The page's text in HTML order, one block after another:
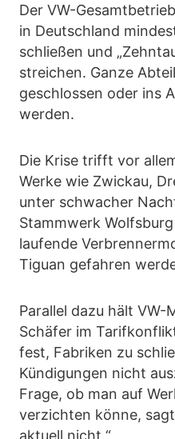
Der VW-
in Deutschland
schließen und
streichen. Ganze
geschlossen oder ins
werden.
Die Krise trifft vor
Werke wie Zwickau,
unter schwacher
Stammwerk
laufende
Tiguan gefahren
Parallel dazu hält
Schäfer im
fest, Fabriken zu
Kündigungen nicht
Frage, ob man auf
verzichten könne,
aktuell nicht.“